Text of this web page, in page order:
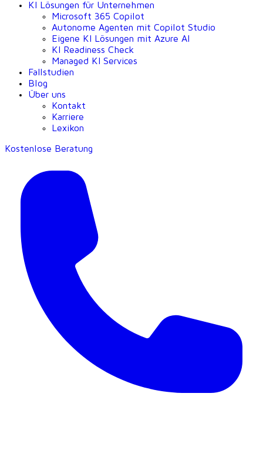
KI Lösungen für Unternehmen
Microsoft 365 Copilot
Autonome Agenten mit Copilot Studio
Eigene KI Lösungen mit Azure AI
KI Readiness Check
Managed KI Services
Fallstudien
Blog
Über uns
Kontakt
Karriere
Lexikon
Kostenlose Beratung